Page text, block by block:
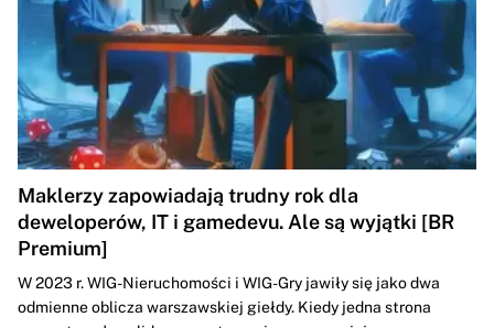
Maklerzy zapowiadają trudny rok dla
deweloperów, IT i gamedevu. Ale są wyjątki [BR
Premium]
W 2023 r. WIG-Nieruchomości i WIG-Gry jawiły się jako dwa
odmienne oblicza warszawskiej giełdy. Kiedy jedna strona